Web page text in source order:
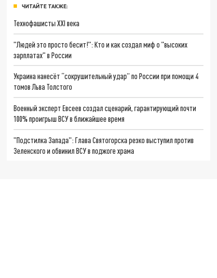
ЧИТАЙТЕ ТАКЖЕ:
Технофашисты XXI века
"Людей это просто бесит!": Кто и как создал миф о "высоких
зарплатах" в России
Украина нанесёт “сокрушительный удар” по России при помощи 4
томов Льва Толстого
Военный эксперт Евсеев создал сценарий, гарантирующий почти
100% проигрыш ВСУ в ближайшее время
"Подстилка Запада": Глава Святогорска резко выступил против
Зеленского и обвинил ВСУ в поджоге храма